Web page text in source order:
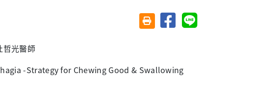
友善列印(另開視窗)
分享至臉書分享至 Line
哲光醫師
-Strategy for Chewing Good & Swallowing